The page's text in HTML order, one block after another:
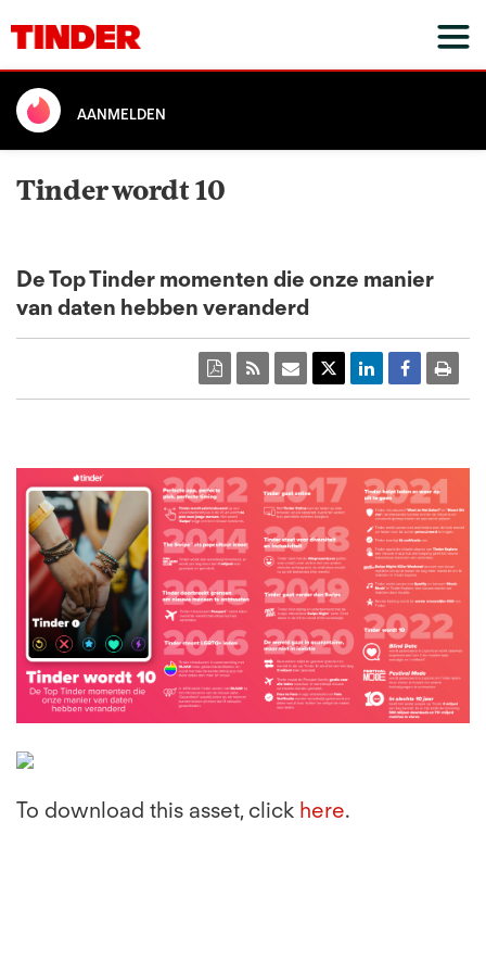
AANMELDEN
Tinder wordt 10
De Top Tinder momenten die onze manier
van daten hebben veranderd
To download this asset, click here.